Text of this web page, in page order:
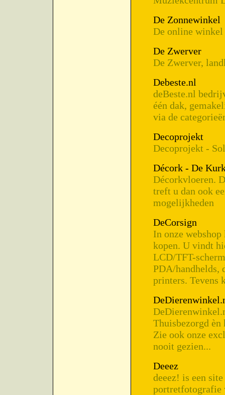
De Zonnewinkel
De online winkel
De Zwerver
De Zwerver,
Debeste.nl
deBeste.nl
één dak,
via de
Decoprojekt
Decoprojekt -
Décork - De
Décorkvloeren.
treft u dan ook
mogelijkheden
DeCorsign
In onze
kopen. U vindt
LCD/TFT-
PDA/handhelds,
printers. Tevens
Thuisbezorgd èn
Zie ook onze
nooit gezien...
Deeez
deeez! is een
portretfotografie